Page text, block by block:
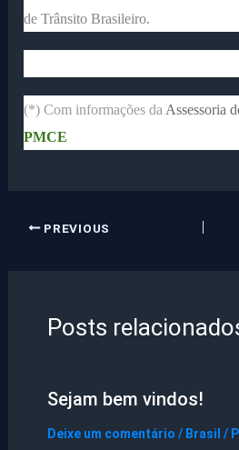
de Trânsito Brasileiro.
(*) Com informações da Assessoria
PMCE
PREVIOUS
Posts
Sejam bem vindos!
Deixe um comentário / Brasil /